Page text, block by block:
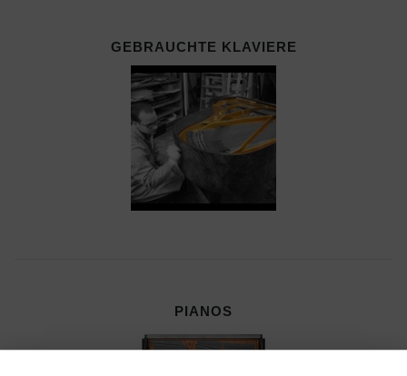
GEBRAUCHTE KLAVIERE
PIANOS